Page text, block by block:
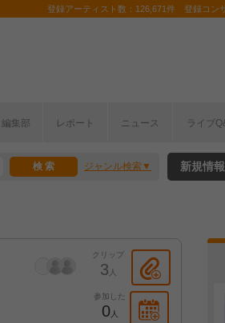
登録アーティスト数：126,671件 登録コン
編集部 レポート ニュース ライブ
ジャンル検索 新規情
クリップ
3 人
参加した
0人